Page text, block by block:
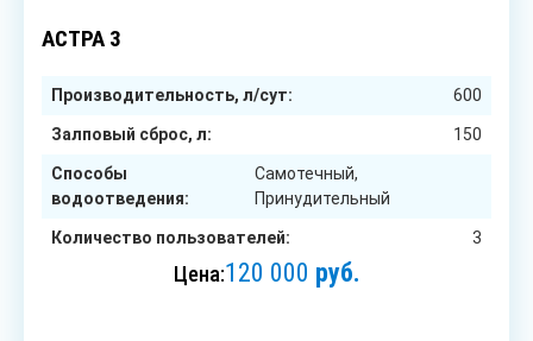
АСТРА 3
Производительность, л/сут: 600
Залповый сброс, л: 150
Способы
водоотведения:
Самотечный,
Принудительный
Количество пользователей: 3
Цена:120 000 руб.